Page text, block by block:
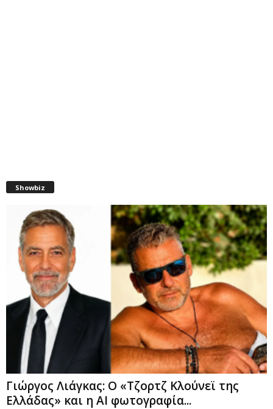
Showbiz
Γιώργος Λιάγκας: Ο «Τζορτζ Κλούνεϊ της
Ελλάδας» και η AI φωτογραφία...